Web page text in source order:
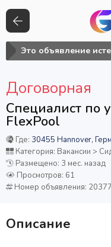
Это объявление
Специалист по
FlexPool
Договорная
Где: 30455 Hannover,
Категория: Вакансии >
Размещено: 3 мес. назад
Просмотров: 61
Номер объявления: 20377
Описание